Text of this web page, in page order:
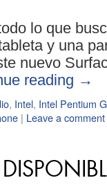
lo que
y una
nuevo
reading →
, Intel, Intel Pentium
| Leave a comment